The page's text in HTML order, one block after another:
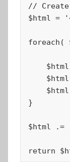
//
$html =
$html .= 	'<a href="'. esc_url( $link['url'] ) .'" target="_blank">' .
}
$html
return